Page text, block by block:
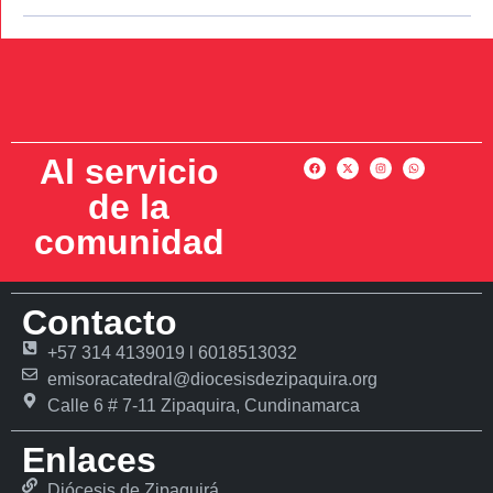
Al servicio
de la
comunidad
Contacto
+57 314 4139019 l 6018513032
emisoracatedral@diocesisdezipaquira.org
Calle 6 # 7-11 Zipaquira, Cundinamarca
Enlaces